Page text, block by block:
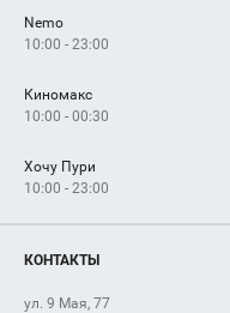
Nemo
10:00 - 23:00
Киномакс
10:00 - 00:30
Хочу Пури
10:00 - 23:00
КОНТАКТЫ
ул. 9 Мая, 77